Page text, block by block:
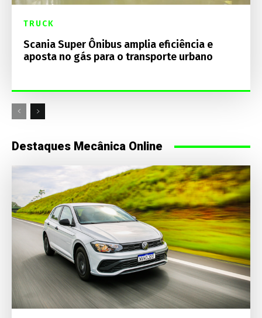
TRUCK
Scania Super Ônibus amplia eficiência e
aposta no gás para o transporte urbano
Destaques Mecânica Online